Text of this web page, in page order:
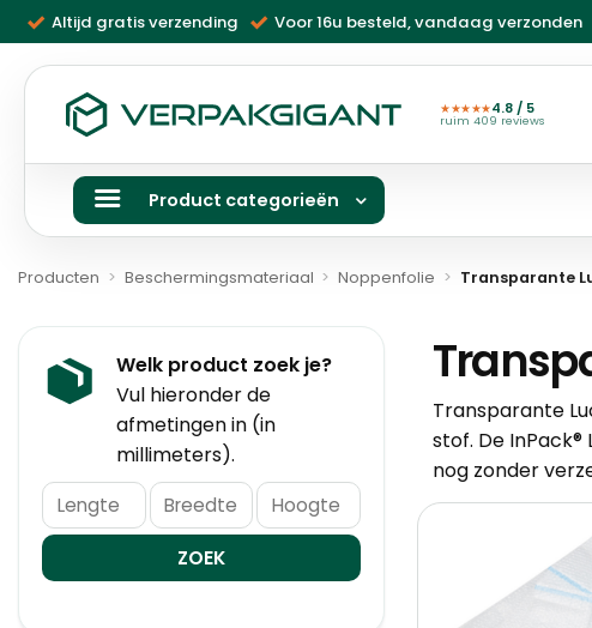
naar
inhoud
Altijd gratis verzending Voor 16u besteld, vandaag verzonden
★★★★★4.8 / 5
ruim 409 reviews
Product categorieën
Producten > Beschermingsmateriaal > Noppenfolie > Transparante
Welk product zoek je?
Vul hieronder de
afmetingen in (in
millimeters).
Transparante
stof. De
nog zonder